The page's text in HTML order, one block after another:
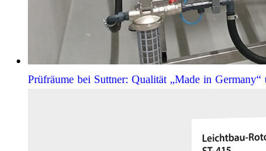
Prüfräume bei Suttner: Qualität „Made in Germany“